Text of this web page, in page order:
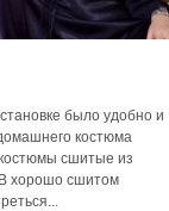
было удобно и
костюма
сшитые из
хорошо сшитом